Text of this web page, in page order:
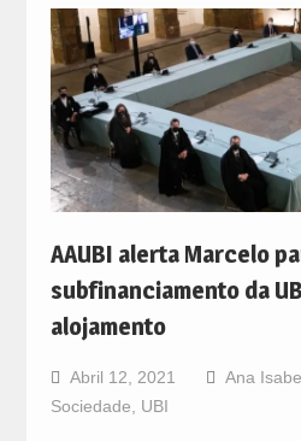
AAUBI alerta Marcelo
subfinanciamento da
alojamento
Abril 12, 2021 Ana
Sociedade, UBI